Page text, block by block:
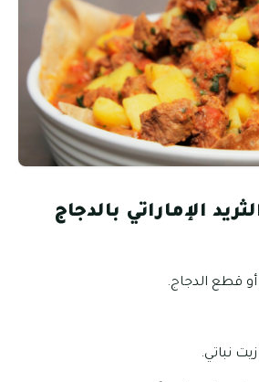
الإماراتي بالدجاج
قطع الدجاج.